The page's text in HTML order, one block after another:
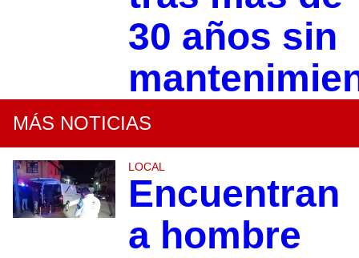
30 años sin
MÁS NOTICIAS
LOCAL
Encuentran
a hombre